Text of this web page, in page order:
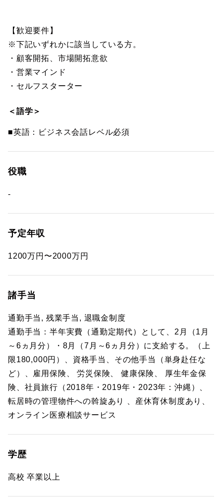
【歓迎要件】
※下記いずれかに該当している方。
・顧客開拓、市場開拓意欲
・営業マインド
・セルフスターター
＜語学＞
■英語：ビジネス会話レベル必須
役職
-
予定年収
1200万円〜2000万円
諸手当
通勤手当, 残業手当, 退職金制度
通勤手当：半年実費（通勤定期代）として、2月（1月
～6ヵ月分）・8月（7月～6ヵ月分）に支給する。（上
限180,000円）、資格手当、その他手当（単身赴任な
ど）、雇用保険、 労災保険、 健康保険、 厚生年金保
険、社員旅行（2018年・2019年・2023年：沖縄）、
転居時の管理物件への斡旋あり 、産休育休制度あり、
オンライン医療相談サービス
学歴
高校 卒業以上